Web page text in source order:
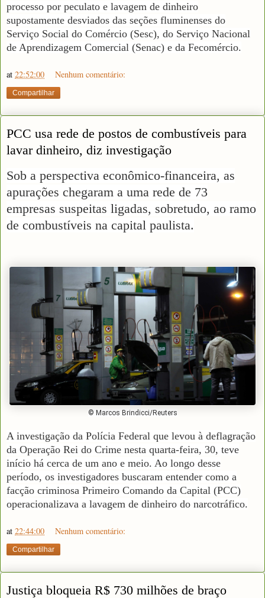
processo por peculato e lavagem de dinheiro
supostamente desviados das seções fluminenses do
Serviço Social do Comércio (Sesc), do Serviço Nacional
de Aprendizagem Comercial (Senac) e da Fecomércio.
at 22:52:00 Nenhum comentário:
Compartilhar
PCC usa rede de postos de combustíveis para
lavar dinheiro, diz investigação
Sob a perspectiva econômico-financeira, as
apurações chegaram a uma rede de 73
empresas suspeitas ligadas, sobretudo, ao ramo
de combustíveis na capital paulista.
© Marcos Brindicci/Reuters
A investigação da Polícia Federal que levou à deflagração
da Operação Rei do Crime nesta quarta-feira, 30, teve
início há cerca de um ano e meio. Ao longo desse
período, os investigadores buscaram entender como a
facção criminosa Primeiro Comando da Capital (PCC)
operacionalizava a lavagem de dinheiro do narcotráfico.
at 22:44:00 Nenhum comentário:
Compartilhar
Justiça bloqueia R$ 730 milhões de braço